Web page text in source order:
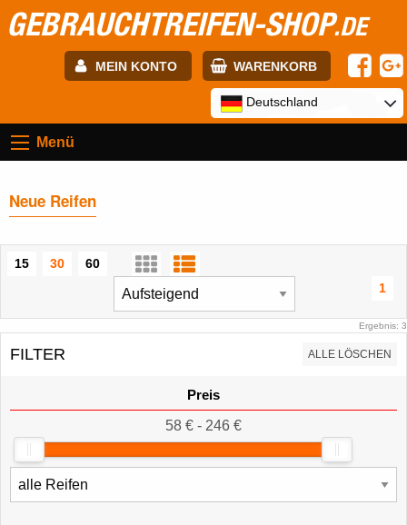
GEBRAUCHTREIFEN-SHOP.DE
MEIN KONTO WARENKORB
Passwort:
Deutschland
Menü
Neue Reifen
15 30
60
1
Ergebnis: 3
FILTER ALLE LÖSCHEN
Preis
58 € - 246 €